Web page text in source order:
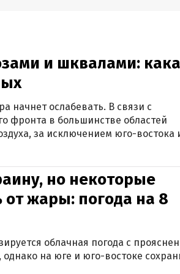
и шквалами:
начнет ослабевать. В связи с
фронта в большинстве областей
за исключением юго-востока
но некоторые
от жары: погода на 8
облачная погода с
на юге и юго-востоке